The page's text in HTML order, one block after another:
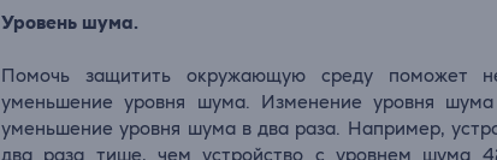
Уровень шума.
Помочь защитить окружающую среду поможет
уменьшение уровня шума. Изменение уровня
уменьшение уровня шума в два раза. Например,
два раза тише, чем устройство с уровнем шума